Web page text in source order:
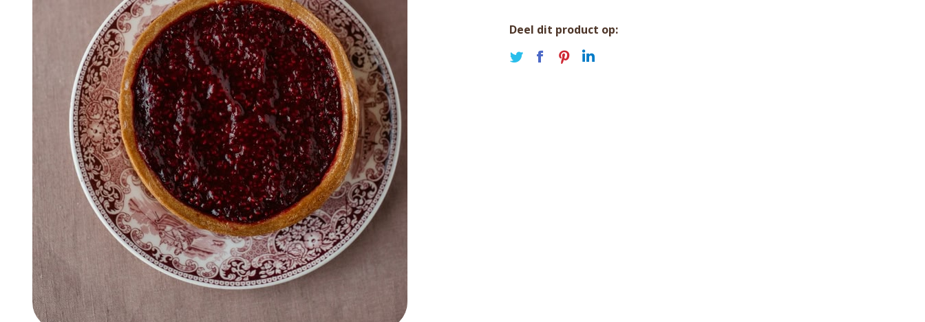
Deel dit product op:
Deel Deel Deel